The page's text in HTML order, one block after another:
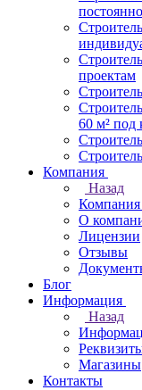
проектам
60 м² под
Компания
Назад
Компания
О
Лицензии
Отзывы
Блог
Информация
Назад
Магазины
Контакты